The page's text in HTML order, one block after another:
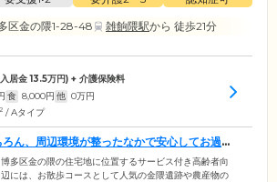
区金の隈1-28-48
雑餉隈駅から 徒歩21分
居金13.5万円) + 介護保険料
食 8,000円 他 0万円
2 / Aタイプ
ん、周辺環境が整ったなかで安心してお過ご
す
博多区金の隈の住宅地に位置するサービス付き高齢者向
には、お散歩コースとして人気の金隈遺跡や農産物の